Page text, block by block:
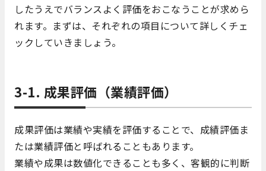
したうえでバランスよく評価をおこなうことが求めら
れます。 まずは、それぞれの項目について詳しくチェ
ックしていきましょう。
3-1. 成果評価（業績評価）
成果評価は業績や実績を評価することで、成績評価ま
たは業績評価と呼ばれることもあります。
業績や成果は数値化できることも多く、客観的に判断